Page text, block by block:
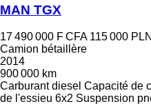
MAN TGX
17 490 000 F CFA 115 000 PLN
Camion bétaillère
2014
900 000 km
Carburant diesel Capacité de
de l'essieu 6x2 Suspension